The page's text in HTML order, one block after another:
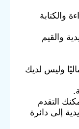
والكتابة
والقيم
وليس لديك
التقدم
إلى دائرة